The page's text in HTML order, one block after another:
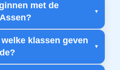
met de
klassen geven